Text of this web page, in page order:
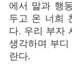
에서 말과 행
두고 온 너희
다. 우리 부자
생각하며 부
란다.